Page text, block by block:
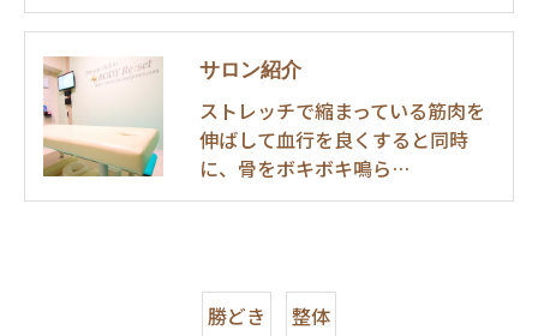
サロン紹介
ストレッチで縮まっている筋肉を
伸ばして血行を良くすると同時
に、骨をボキボキ鳴ら…
勝どき 整体